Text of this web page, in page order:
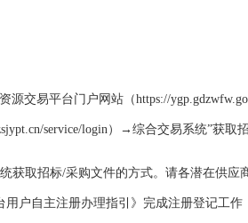
源交易平台门户网站（https://
service/login）→综合交易系统”获取
获取招标/采购文件的方式。请各潜在供
用户自主注册办理指引》完成注册登记工